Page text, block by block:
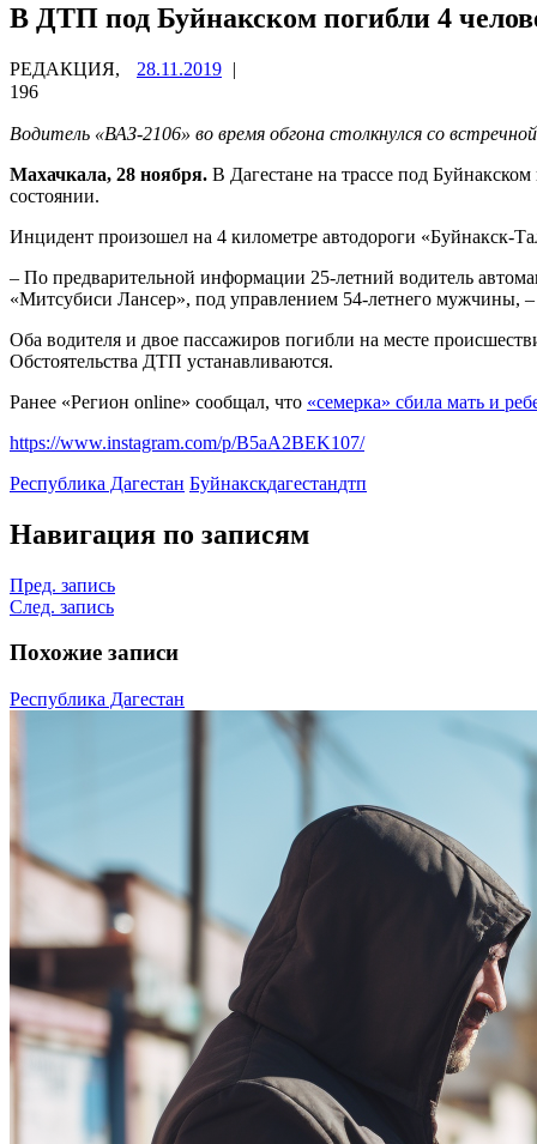
В ДТП под Буйнакском погибли 4
РЕДАКЦИЯ, 28.11.2019 |
196
Водитель «ВАЗ-2106» во время обгона столкнулся со
Махачкала, 28 ноября. В Дагестане на трассе под
состоянии.
Инцидент произошел на 4 километре автодороги «Буйнакск-
– По предварительной информации 25-летний водитель
«Митсубиси Лансер», под управлением 54-летнего мужчины,
Оба водителя и двое пассажиров погибли на месте
Обстоятельства ДТП устанавливаются.
Ранее «Регион online» сообщал, что «семерка» сбила мать и
https://www.instagram.com/p/B5aA2BEK107/
Республика Дагестан Буйнакскдагестандтп
Навигация по записям
Пред. запись
След. запись
Похожие записи
Республика Дагестан